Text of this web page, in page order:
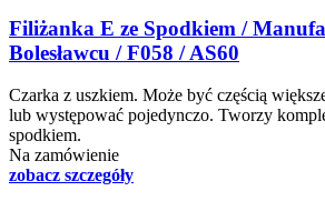
Filiżanka E ze Spodkiem /
Bolesławcu / F058 / AS60
Czarka z uszkiem. Może być częścią
lub występować pojedynczo. Tworzy
spodkiem.
Na zamówienie
zobacz szczegóły